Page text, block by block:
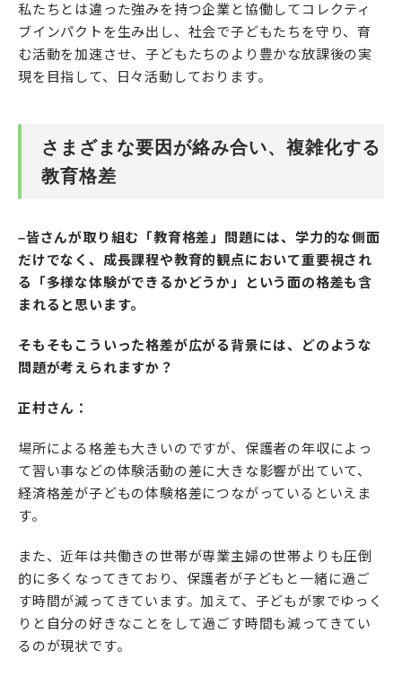
私たちとは違った強みを持つ企業と協働してコレクティ
ブインパクトを生み出し、社会で子どもたちを守り、育
む活動を加速させ、子どもたちのより豊かな放課後の実
現を目指して、日々活動しております。
さまざまな要因が絡み合い、複雑化する
教育格差
–皆さんが取り組む「教育格差」問題には、学力的な側面
だけでなく、成長課程や教育的観点において重要視され
る「多様な体験ができるかどうか」という面の格差も含
まれると思います。
そもそもこういった格差が広がる背景には、どのような
問題が考えられますか？
正村さん：
場所による格差も大きいのですが、保護者の年収によっ
て習い事などの体験活動の差に大きな影響が出ていて、
経済格差が子どもの体験格差につながっているといえま
す。
また、近年は共働きの世帯が専業主婦の世帯よりも圧倒
的に多くなってきており、保護者が子どもと一緒に過ご
す時間が減ってきています。加えて、子どもが家でゆっく
りと自分の好きなことをして過ごす時間も減ってきてい
るのが現状です。